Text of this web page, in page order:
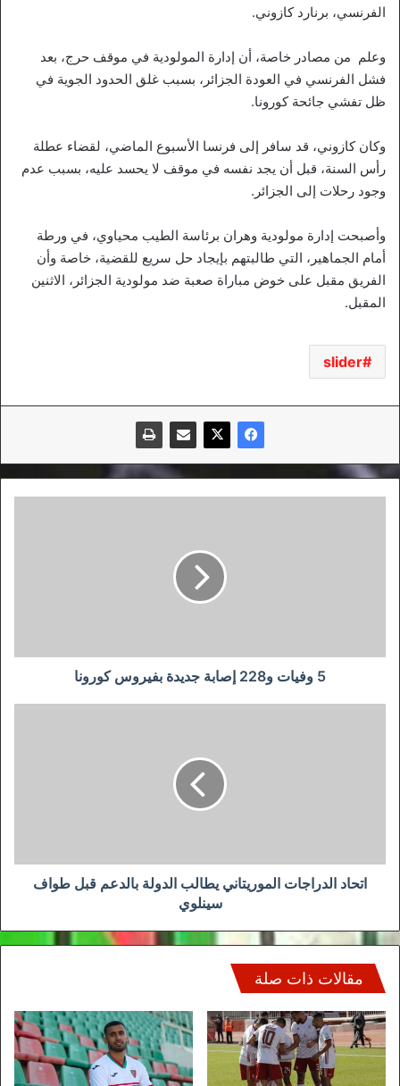
الفرنسي، برنارد كازوني.
وعلم من مصادر خاصة، أن إدارة المولودية في موقف حرج، بعد
فشل الفرنسي في العودة الجزائر، بسبب غلق الحدود الجوية في
ظل تفشي جائحة كورونا.
وكان كازوني، قد سافر إلى فرنسا الأسبوع الماضي، لقضاء عطلة
رأس السنة، قبل أن يجد نفسه في موقف لا يحسد عليه، بسبب عدم
وجود رحلات إلى الجزائر.
وأصبحت إدارة مولودية وهران برئاسة الطيب محياوي، في ورطة
أمام الجماهير، التي طالبتهم بإيجاد حل سريع للقضية، خاصة وأن
الفريق مقبل على خوض مباراة صعبة ضد مولودية الجزائر، الاثنين
المقبل.
slider
5 وفيات و228 إصابة جديدة بفيروس كورونا
سينلوي
اتحاد الدراجات الموريتاني يطالب الدولة بالدعم قبل طواف
سينلوي
مقالات ذات صلة